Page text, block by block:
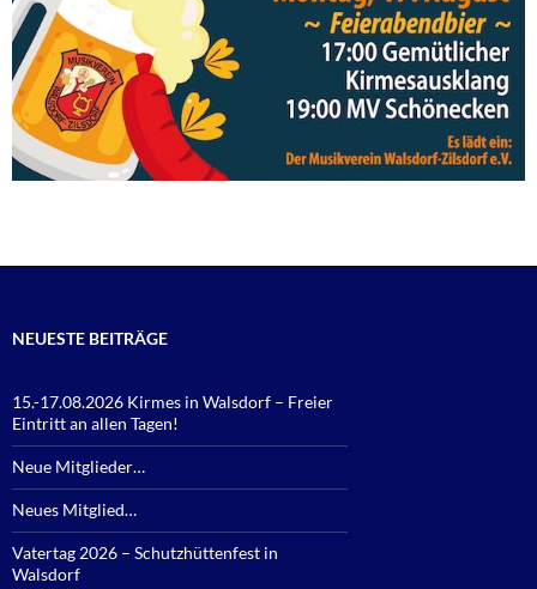
NEUESTE BEITRÄGE
15.-17.08.2026 Kirmes in Walsdorf – Freier
Eintritt an allen Tagen!
Neue Mitglieder…
Neues Mitglied…
Vatertag 2026 – Schutzhüttenfest in
Walsdorf